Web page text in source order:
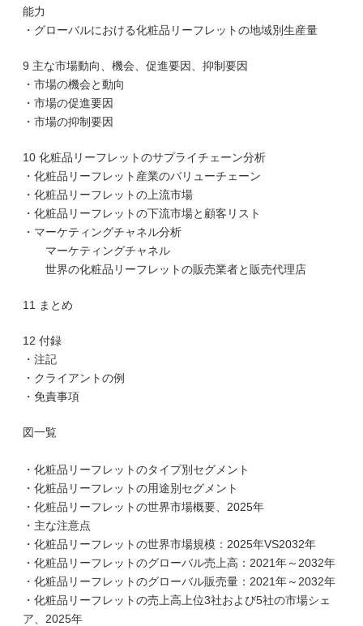
能力
・グローバルにおける化粧品リーフレットの地域別生産量
9 主な市場動向、機会、促進要因、抑制要因
・市場の機会と動向
・市場の促進要因
・市場の抑制要因
10 化粧品リーフレットのサプライチェーン分析
・化粧品リーフレット産業のバリューチェーン
・化粧品リーフレットの上流市場
・化粧品リーフレットの下流市場と顧客リスト
・マーケティングチャネル分析
マーケティングチャネル
世界の化粧品リーフレットの販売業者と販売代理店
11 まとめ
12 付録
・注記
・クライアントの例
・免責事項
図一覧
・化粧品リーフレットのタイプ別セグメント
・化粧品リーフレットの用途別セグメント
・化粧品リーフレットの世界市場概要、2025年
・主な注意点
・化粧品リーフレットの世界市場規模：2025年VS2032年
・化粧品リーフレットのグローバル売上高：2021年～2032年
・化粧品リーフレットのグローバル販売量：2021年～2032年
・化粧品リーフレットの売上高上位3社および5社の市場シェ
ア、2025年